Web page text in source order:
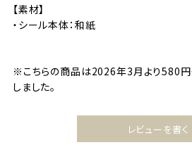
【素材】
・シール本体：和紙
※こちらの商品は2026年3月より580
しました。
レビューを書く